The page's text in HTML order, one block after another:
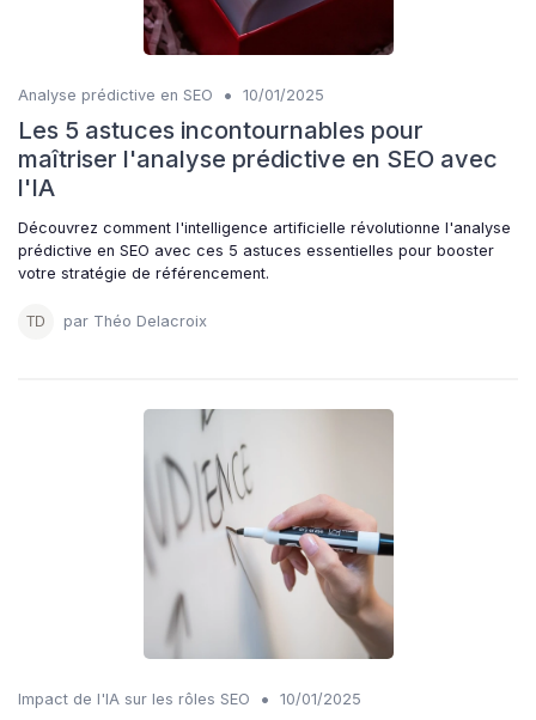
Analyse prédictive en SEO • 10/01/2025
Les 5 astuces incontournables pour
maîtriser l'analyse prédictive en SEO avec
l'IA
Découvrez comment l'intelligence artificielle révolutionne l'analyse
prédictive en SEO avec ces 5 astuces essentielles pour booster
votre stratégie de référencement.
par Théo Delacroix
Impact de l'IA sur les rôles SEO • 10/01/2025